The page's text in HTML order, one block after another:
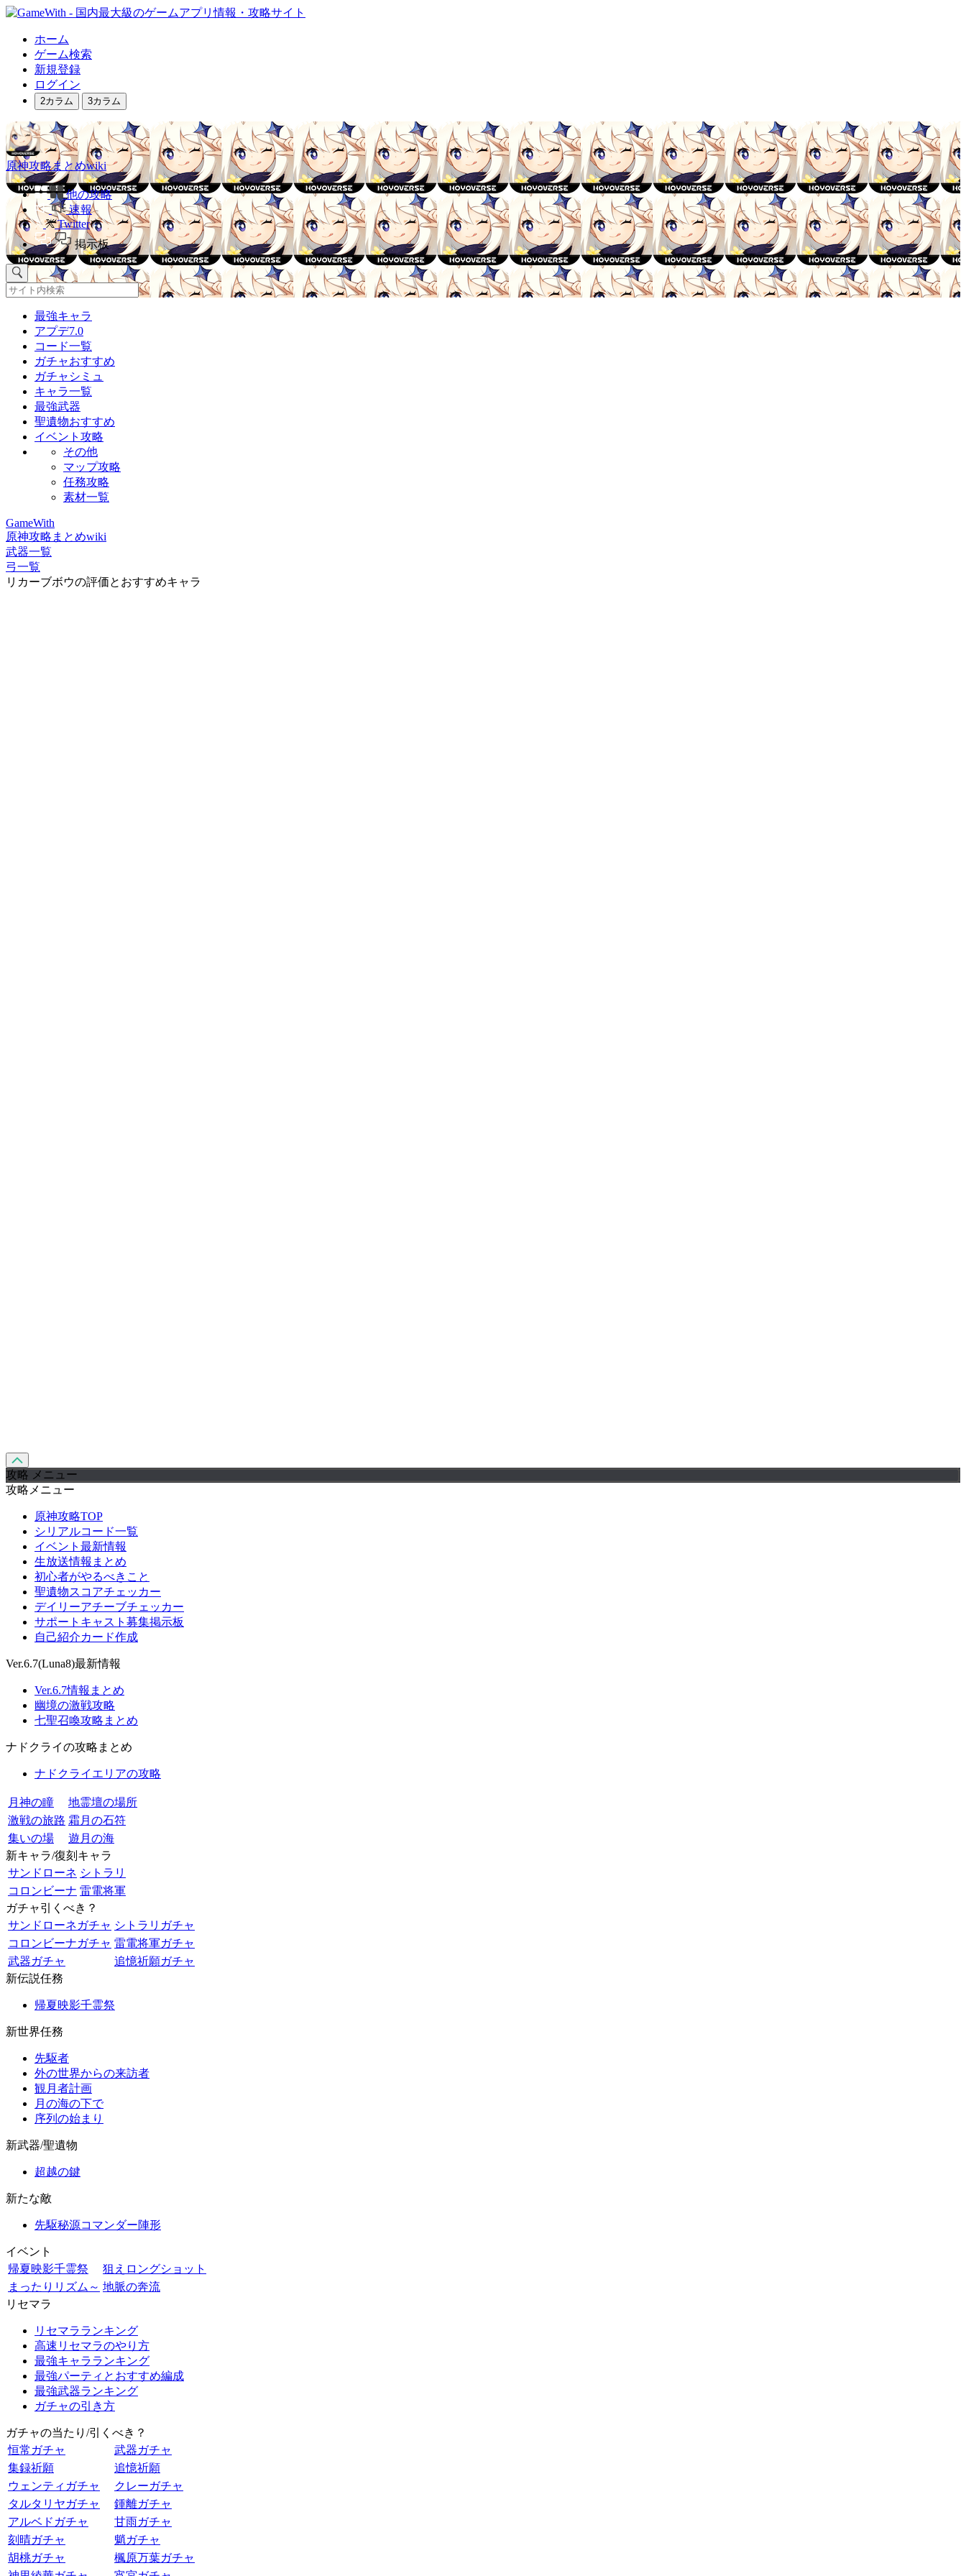
ホーム
ゲーム検索
新規登録
ログイン
2カラム 3カラム
原神攻略まとめwiki
他の攻略
速報
Twitter
掲示板
最強キャラ
アプデ7.0
コード一覧
ガチャおすすめ
ガチャシミュ
キャラ一覧
最強武器
聖遺物おすすめ
イベント攻略
その他
マップ攻略
任務攻略
素材一覧
GameWith
原神攻略まとめwiki
武器一覧
弓一覧
リカーブボウの評価とおすすめキャラ
攻略 メニュー
攻略メニュー
原神攻略TOP
シリアルコード一覧
イベント最新情報
生放送情報まとめ
初心者がやるべきこと
聖遺物スコアチェッカー
デイリーアチーブチェッカー
サポートキャスト募集掲示板
自己紹介カード作成
Ver.6.7(Luna8)最新情報
Ver.6.7情報まとめ
幽境の激戦攻略
七聖召喚攻略まとめ
ナドクライの攻略まとめ
ナドクライエリアの攻略
月神の瞳
地霊壇の場所
激戦の旅路 霜月の石符
集いの場
遊月の海
新キャラ/復刻キャラ
サンドローネ シトラリ
コロンビーナ 雷電将軍
ガチャ引くべき？
サンドローネガチャ シトラリガチャ
コロンビーナガチャ 雷電将軍ガチャ
武器ガチャ
追憶祈願ガチャ
新伝説任務
帰夏映影千霊祭
新世界任務
先駆者
外の世界からの来訪者
観月者計画
月の海の下で
序列の始まり
新武器/聖遺物
超越の鍵
新たな敵
先駆秘源コマンダー陣形
イベント
帰夏映影千霊祭
狙えロングショット
まったりリズム～ 地脈の奔流
リセマラ
リセマラランキング
高速リセマラのやり方
最強キャラランキング
最強パーティとおすすめ編成
最強武器ランキング
ガチャの引き方
ガチャの当たり/引くべき？
恒常ガチャ
武器ガチャ
集録祈願
追憶祈願
ウェンティガチャ
クレーガチャ
タルタリヤガチャ
鍾離ガチャ
アルベドガチャ
甘雨ガチャ
刻晴ガチャ
魈ガチャ
胡桃ガチャ
楓原万葉ガチャ